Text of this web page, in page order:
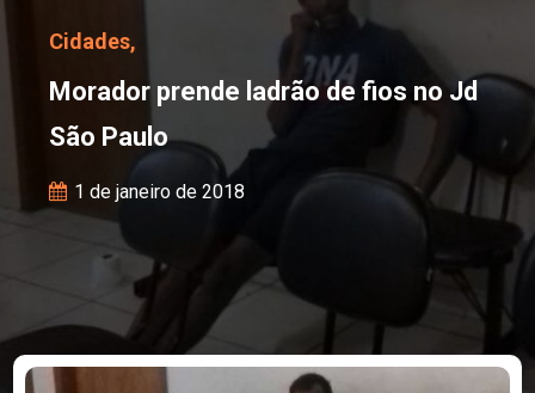
Cidades,
Morador prende ladrão de fios no Jd
São Paulo
1 de janeiro de 2018